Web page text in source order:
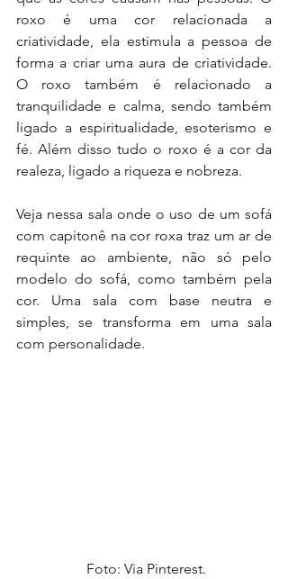
roxo é uma cor relacionada a
criatividade, ela estimula a pessoa de
forma a criar uma aura de criatividade.
O roxo também é relacionado a
tranquilidade e calma, sendo também
ligado a espiritualidade, esoterismo e
fé. Além disso tudo o roxo é a cor da
realeza, ligado a riqueza e nobreza.
Veja nessa sala onde o uso de um sofá
com capitonê na cor roxa traz um ar de
requinte ao ambiente, não só pelo
modelo do sofá, como também pela
cor. Uma sala com base neutra e
simples, se transforma em uma sala
com personalidade.
Foto: Via Pinterest.